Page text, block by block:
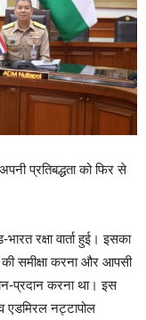
प्रतिबद्धता को फिर से
रक्षा वार्ता हुई। इसका
समीक्षा करना और आपसी
प्रदान करना था। इस
एडमिरल नट्टापोल